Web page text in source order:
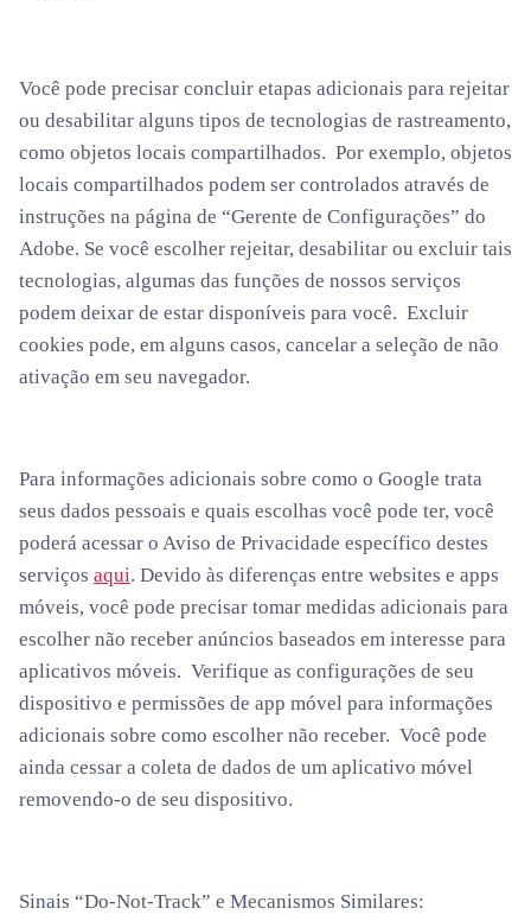
Você pode precisar concluir etapas adicionais para rejeitar
ou desabilitar alguns tipos de tecnologias de rastreamento,
como objetos locais compartilhados. Por exemplo, objetos
locais compartilhados podem ser controlados através de
instruções na página de “Gerente de Configurações” do
Adobe. Se você escolher rejeitar, desabilitar ou excluir tais
tecnologias, algumas das funções de nossos serviços
podem deixar de estar disponíveis para você. Excluir
cookies pode, em alguns casos, cancelar a seleção de não
ativação em seu navegador.
Para informações adicionais sobre como o Google trata
seus dados pessoais e quais escolhas você pode ter, você
poderá acessar o Aviso de Privacidade específico destes
serviços aqui. Devido às diferenças entre websites e apps
móveis, você pode precisar tomar medidas adicionais para
escolher não receber anúncios baseados em interesse para
aplicativos móveis. Verifique as configurações de seu
dispositivo e permissões de app móvel para informações
adicionais sobre como escolher não receber. Você pode
ainda cessar a coleta de dados de um aplicativo móvel
removendo-o de seu dispositivo.
Sinais “Do-Not-Track” e Mecanismos Similares: